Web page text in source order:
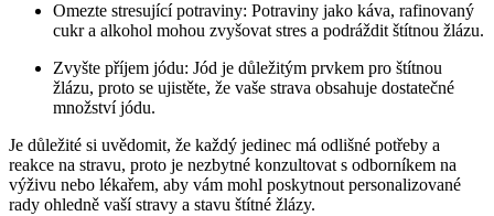
Omezte stresující potraviny: Potraviny jako káva, rafinovaný
cukr a alkohol mohou zvyšovat stres a podráždit štítnou žlázu.
Zvyšte příjem jódu: Jód je důležitým prvkem pro štítnou
žlázu, proto se ujistěte, že vaše strava obsahuje dostatečné
množství jódu.
Je důležité si uvědomit, že každý jedinec má odlišné potřeby a
reakce na stravu, proto je nezbytné konzultovat s odborníkem na
výživu nebo lékařem, aby vám mohl poskytnout personalizované
rady ohledně vaší stravy a stavu štítné žlázy.